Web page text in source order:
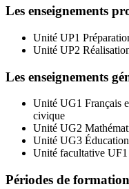
Les enseignements
Unité UP1
Unité UP2
Les enseignements
Unité UG1 Français
civique
Unité UG2
Unité UG3
Unité facultative
Périodes de